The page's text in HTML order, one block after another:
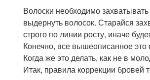
Волоски необходимо
выдернуть волосок. Старайся
строго по линии росту, иначе
Конечно, все вышеописанное
Когда же это делать, как не в
Итак, правила коррекции бровей